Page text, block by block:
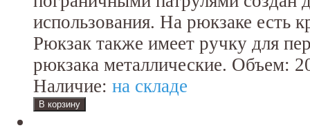
использования. На рюкзаке есть
Рюкзак также имеет ручку для
рюкзака металлические. Объем:
Наличие: на складе